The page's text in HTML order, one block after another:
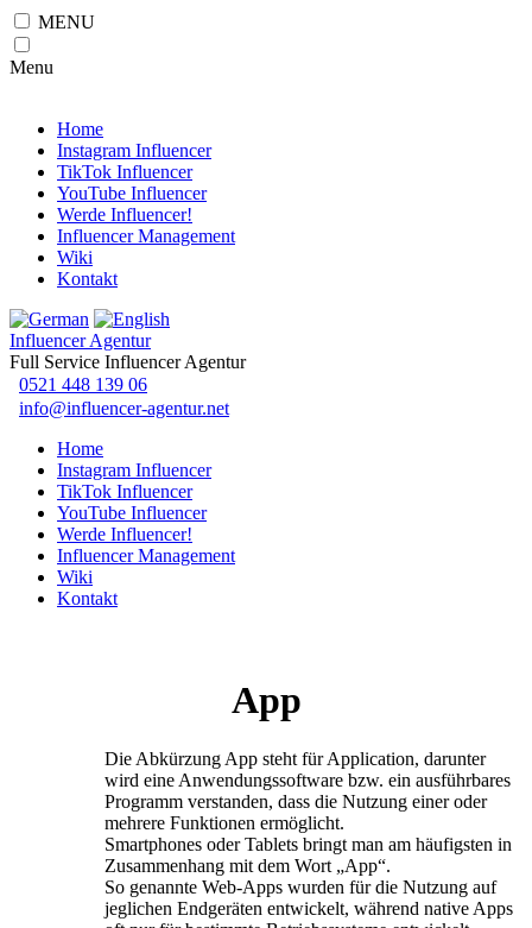
MENU
Menu
Home
Instagram Influencer
TikTok Influencer
YouTube Influencer
Werde Influencer!
Influencer Management
Wiki
Kontakt
Influencer Agentur
Full Service Influencer Agentur
0521 448 139 06
info@influencer-agentur.net
Home
Instagram Influencer
TikTok Influencer
YouTube Influencer
Werde Influencer!
Influencer Management
Wiki
Kontakt
App
Die Abkürzung App steht für Application, darunter
wird eine Anwendungssoftware bzw. ein ausführbares
Programm verstanden, dass die Nutzung einer oder
mehrere Funktionen ermöglicht.
Smartphones oder Tablets bringt man am häufigsten in
Zusammenhang mit dem Wort „App“.
So genannte Web-Apps wurden für die Nutzung auf
jeglichen Endgeräten entwickelt, während native Apps